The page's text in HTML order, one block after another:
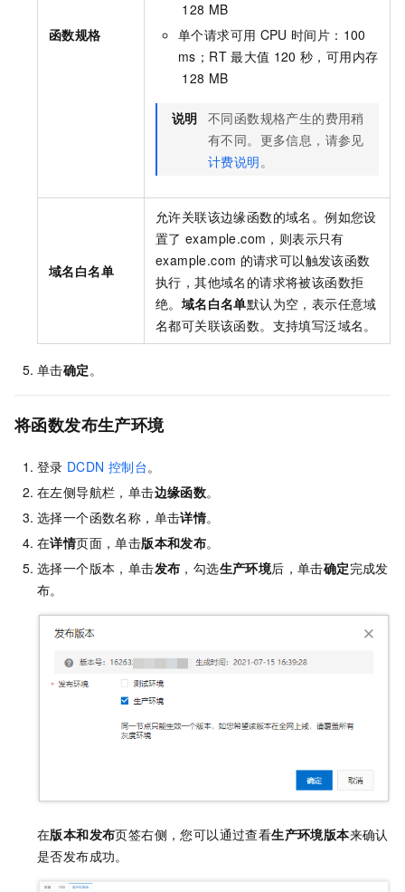
函数规格
128 MB
单个请求可用 CPU 时间片：100
ms；RT 最大值 120 秒，可用内存
128 MB
说明 不同函数规格产生的费用稍
有不同。更多信息，请参见
计费说明 。
域名白名单
允许关联该边缘函数的域名。例如您设
置了 example.com，则表示只有
example.com 的请求可以触发该函数
执行，其他域名的请求将被该函数拒
绝。 域名白名单默认为空，表示任意域
名都可关联该函数。支持填写泛域名。
单击确定 。
将函数发布生产环境
登录 DCDN 控制台。
在左侧导航栏，单击边缘函数。
选择一个函数名称，单击详情。
在详情页面，单击版本和发布。
选择一个版本，单击发布 ，勾选生产环境后，单击确定完成发
布。
在版本和发布页签右侧，您可以通过查看生产环境版本来确认
是否发布成功。